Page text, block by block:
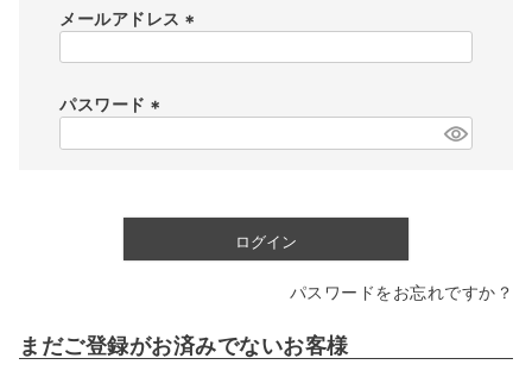
メールアドレス
パスワード
ログイン
パスワードをお忘れですか？
まだご登録がお済みでないお客様